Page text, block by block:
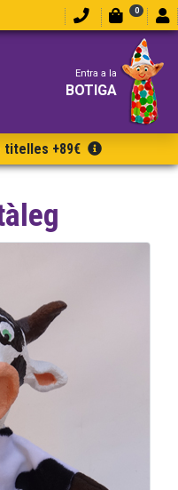
0
Entra a la
BOTIGA
titelles +89€